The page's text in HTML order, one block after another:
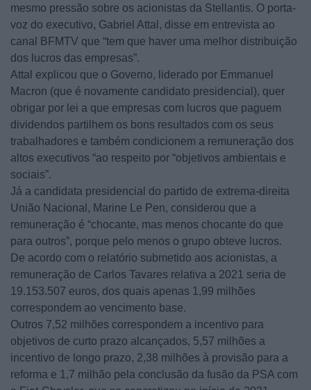
mesmo pressão sobre os acionistas da Stellantis. O porta-
voz do executivo, Gabriel Attal, disse em entrevista ao
canal BFMTV que “tem que haver uma melhor distribuição
dos lucros das empresas”.
Attal explicou que o Governo, liderado por Emmanuel
Macron (que é novamente candidato presidencial), quer
obrigar por lei a que empresas com lucros que paguem
dividendos partilhem os bons resultados com os seus
trabalhadores e também condicionem a remuneração dos
altos executivos “ao respeito por “objetivos ambientais e
sociais”.
Já a candidata presidencial do partido de extrema-direita
União Nacional, Marine Le Pen, considerou que a
remuneração é “chocante, mas menos chocante do que
para outros”, porque pelo menos o grupo obteve lucros.
De acordo com o relatório submetido aos acionistas, a
remuneração de Carlos Tavares relativa a 2021 seria de
19.153.507 euros, dos quais apenas 1,99 milhões
correspondem ao vencimento base.
Outros 7,52 milhões correspondem a incentivo para
objetivos de curto prazo alcançados, 5,57 milhões a
incentivo de longo prazo, 2,38 milhões à provisão para a
reforma e 1,7 milhão pela conclusão da fusão da PSA com